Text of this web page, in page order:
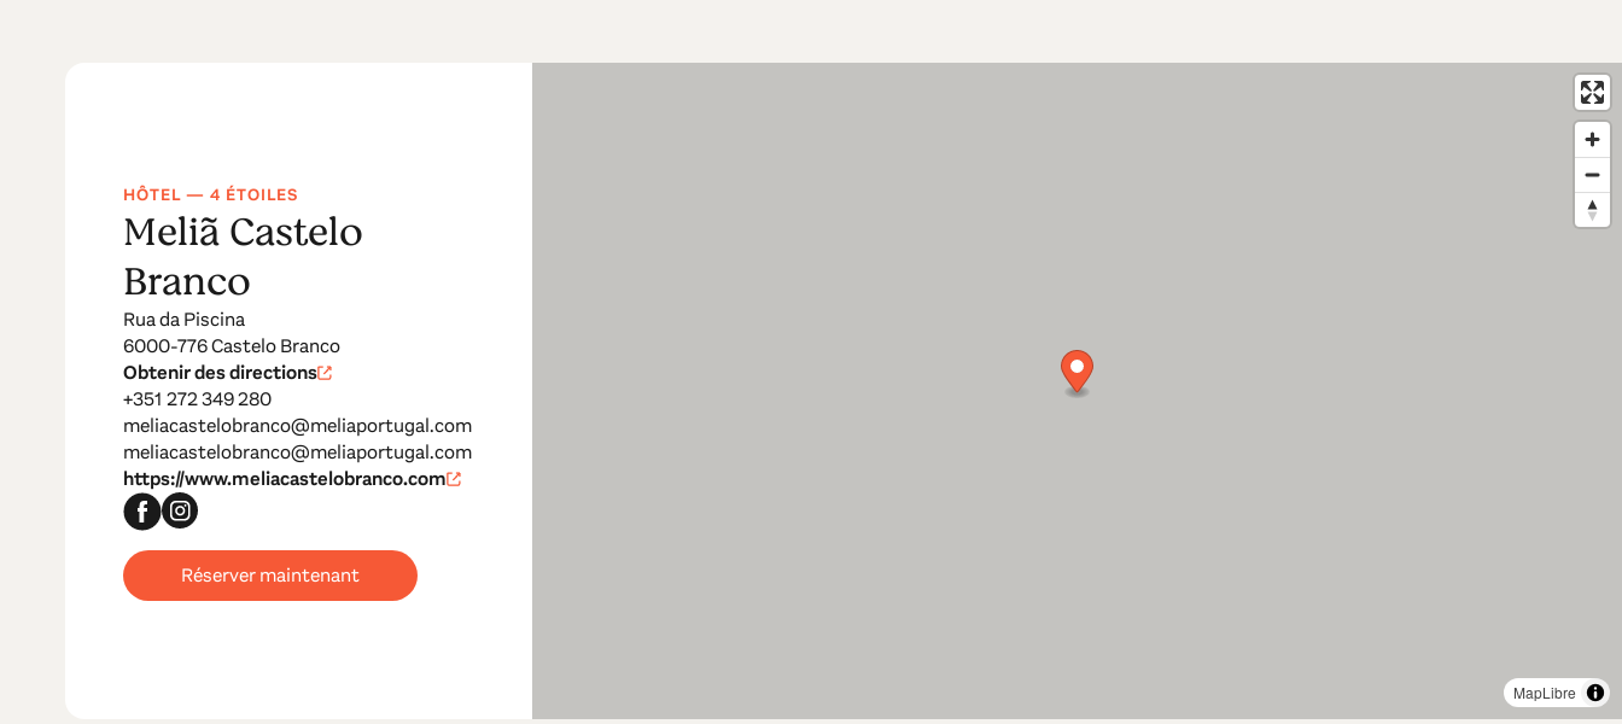
HÔTEL — 4 ÉTOILES
Meliã Castelo
Branco
Rua da Piscina
6000-776 Castelo Branco
Obtenir des directions
+351 272 349 280
meliacastelobranco@meliaportugal.com
meliacastelobranco@meliaportugal.com
https://www.meliacastelobranco.com
Réserver maintenant
MapLibre